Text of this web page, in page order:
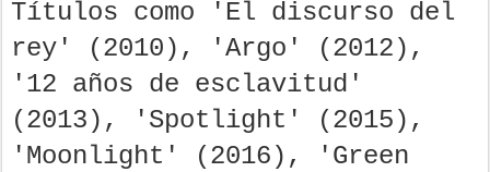
Títulos como 'El discurso del
rey' (2010), 'Argo' (2012),
'12 años de esclavitud'
(2013), 'Spotlight' (2015),
'Moonlight' (2016), 'Green